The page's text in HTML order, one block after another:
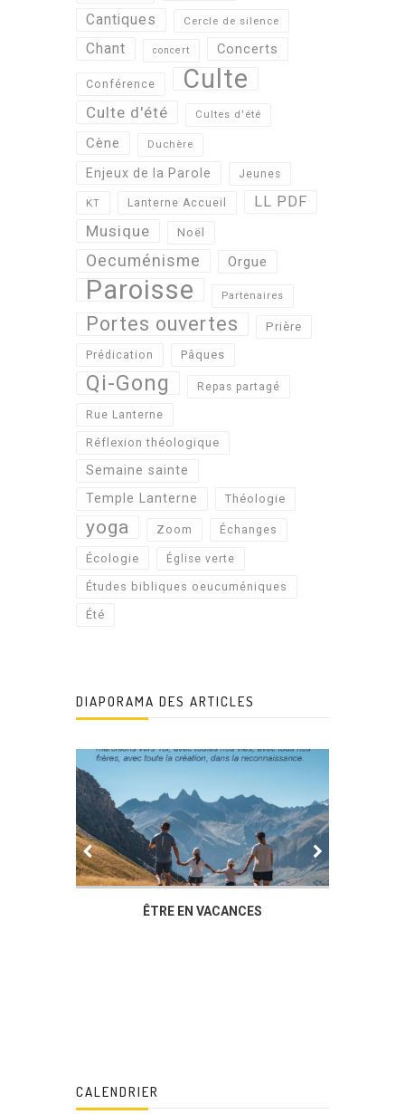
Cantiques Cercle de silence
Chant concert Concerts
Conférence Culte
Culte d'été Cultes d'été
Cène Duchère
Enjeux de la Parole Jeunes
KT Lanterne Accueil LL PDF
Musique Noël
Oecuménisme Orgue
Paroisse Partenaires
Portes ouvertes Prière
Prédication Pâques
Qi-Gong Repas partagé
Rue Lanterne
Réflexion théologique
Semaine sainte
Temple Lanterne
Théologie
yoga Zoom Échanges
Écologie Église verte
Études bibliques oeucuméniques
Été
DIAPORAMA DES ARTICLES
ÊTRE EN VACANCES
CALENDRIER